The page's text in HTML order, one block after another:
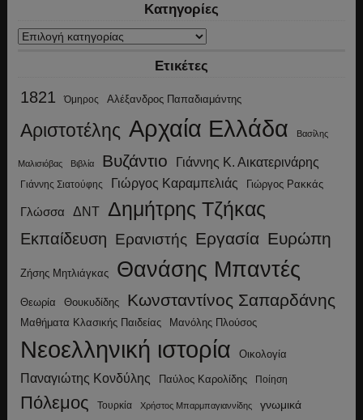
Κατηγορίες
Κατηγορίες
Ετικέτες
1821 Όμηρος Αλέξανδρος Παπαδιαμάντης
Αριστοτέλης Αρχαία Ελλάδα Βασίλης
Μαλισιόβας Βιβλία Βυζάντιο Γιάννης Κ. Αικατερινάρης
Γιάννης Σιατούφης Γιώργος Καραμπελιάς Γιώργος Ρακκάς
Γλώσσα ΔΝΤ Δημήτρης Τζήκας
Εκπαίδευση Ερανιστής Εργασία Ευρώπη
Ζήσης Μητλιάγκας Θανάσης Μπαντές
Θεωρία Θουκυδίδης Κωνσταντίνος Σαπαρδάνης
Μαθήματα Κλασικής Παιδείας Μανόλης Πλούσος
Νεοελληνική ιστορία Οικολογία
Παναγιώτης Κονδύλης Παύλος Καρολίδης Ποίηση
Πόλεμος Τουρκία Χρήστος Μπαρμπαγιαννίδης γνωμικά